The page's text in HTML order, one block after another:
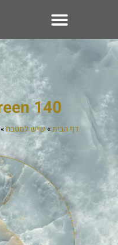
140 Onice Seagreen
דף הבית»שיש למטבח»